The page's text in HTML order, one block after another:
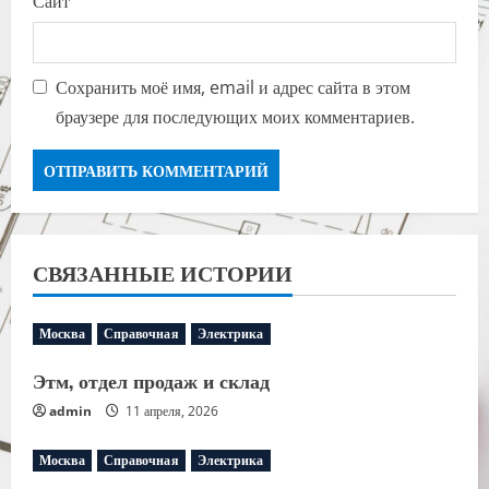
Сохранить моё имя, email и адрес сайта в этом
браузере для последующих моих комментариев.
СВЯЗАННЫЕ ИСТОРИИ
Москва Справочная Электрика
Этм, отдел продаж и склад
admin 11 апреля, 2026
Москва Справочная Электрика